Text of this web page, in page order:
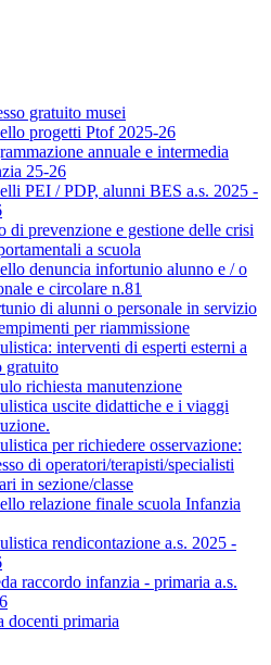
gratuito musei
progetti Ptof 2025-26
annuale e intermedia
25-26
PEI / PDP, alunni BES a.s. 2025 -
di prevenzione e gestione delle crisi
a scuola
denuncia infortunio alunno e / o
e circolare n.81
di alunni o personale in servizio
per riammissione
interventi di esperti esterni a
gratuito
richiesta manutenzione
uscite didattiche e i viaggi
per richiedere osservazione:
di operatori/terapisti/specialisti
in sezione/classe
relazione finale scuola Infanzia
rendicontazione a.s. 2025 -
raccordo infanzia - primaria a.s.
docenti primaria